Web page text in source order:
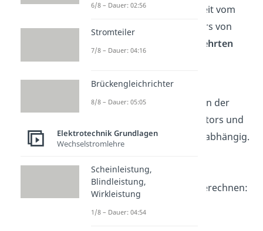
Schwingkreis ist das die Zeit vom
Aufladen
des Kondensators von
umgekehrten
Ohne Widerstand ist die
Schwingungsdauer nur von der
des Kondensators und
derSpulen-Induktivität
abhängig.
Thomson’schen
Schwingungsgleichung
berechnen:
6/8 – Dauer: 02:56
Stromteiler
7/8 – Dauer: 04:16
Brückengleichrichter
8/8 – Dauer: 05:05
Elektrotechnik Grundlagen
Wechselstromlehre
Scheinleistung,
Blindleistung,
Wirkleistung
1/8 – Dauer: 04:54